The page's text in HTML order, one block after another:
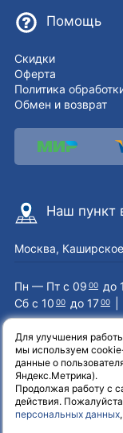
Помощь
Скидки
Оферта
Политика
Обмен и возврат
Наш пункт
Москва,
Пн — Пт с 09 00 до
Сб с 10 00 до 1700
Наши
8 (800)
info@el-
Для улучшения
мы используем
данные о
Яндекс.Метрика).
Продолжая работу с
действия.
персональных данных